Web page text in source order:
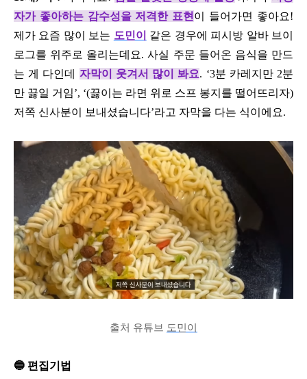
자가 좋아하는 감수성을 저격한 표현 이 들어가면 좋아요!
제가 요즘 많이 보는 도민이
같은 경우에 피시방 알바 브이
로그를 위주로 올리는데요. 사실 주문 들어온 음식을 만드
는 게 다인데 자막이 웃겨서 많이 봐요. ‘3분 카레지만 2분
만 끓일 거임’, ‘(끓이는 라면 위로 스프 봉지를 떨어뜨리자)
저쪽 신사분이 보내셨습니다’라고 자막을 다는 식이에요.
출처 유튜브 도민이
🔵 편집기법